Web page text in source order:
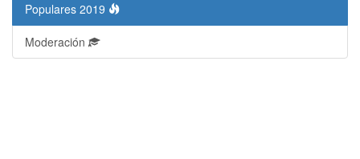
Populares 2019
Moderación